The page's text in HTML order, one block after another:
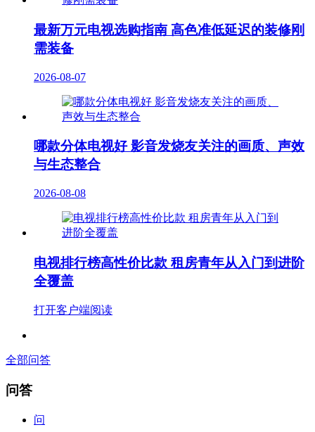
最新万元电视选购指南 高色准低延迟的装修刚
需装备
2026-08-07
哪款分体电视好 影音发烧友关注的画质、声效
与生态整合
2026-08-08
电视排行榜高性价比款 租房青年从入门到进阶
全覆盖
打开客户端阅读
全部问答
问答
问